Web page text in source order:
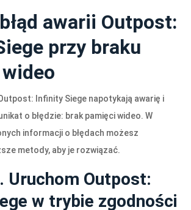
awarii Outpost:
przy braku
Infinity Siege napotykają awarię i
o błędzie: brak pamięci wideo. W
informacji o błędach możesz
metody, aby je rozwiązać.
Uruchom Outpost:
w trybie zgodności